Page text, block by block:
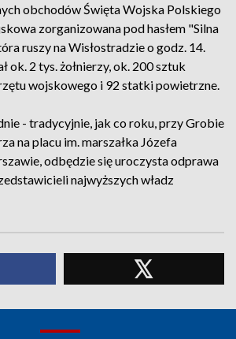
obchodów Święta Wojska Polskiego
zorganizowana pod hasłem "Silna
ruszy na Wisłostradzie o godz. 14.
ok. 2 tys. żołnierzy, ok. 200 sztuk
wojskowego i 92 statki powietrzne.
- tradycyjnie, jak co roku, przy Grobie
na placu im. marszałka Józefa
odbędzie się uroczysta odprawa
najwyższych władz